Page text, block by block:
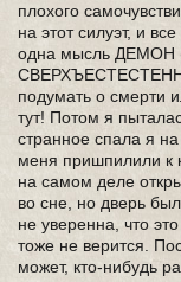
плохого
на этот силуэт, и
одна мысль ДЕМОН
подумать о смерти
тут! Потом я
странное спала я на
меня пришпилили к
на самом деле
во сне, но дверь
не уверенна, что
тоже не верится.
может, кто-нибудь